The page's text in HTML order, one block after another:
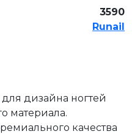
3590
Runail
дизайна ногтей
материала.
качества